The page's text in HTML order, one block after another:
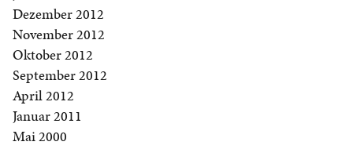
Dezember 2012
November 2012
Oktober 2012
September 2012
April 2012
Januar 2011
Mai 2000